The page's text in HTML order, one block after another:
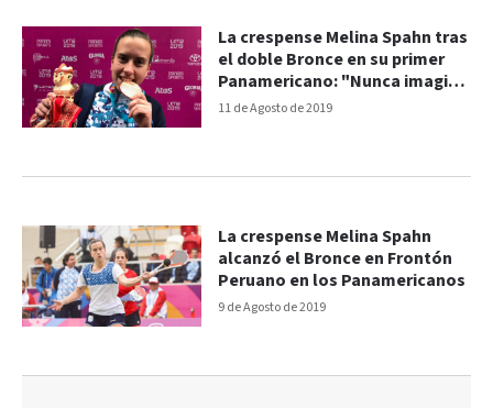
11 de Agosto de 2019
La crespense Melina Spahn tras
el doble Bronce en su primer
Panamericano: "Nunca imagine
llegar a esto"
9 de Agosto de 2019
La crespense Melina Spahn
alcanzó el Bronce en Frontón
Peruano en los Panamericanos